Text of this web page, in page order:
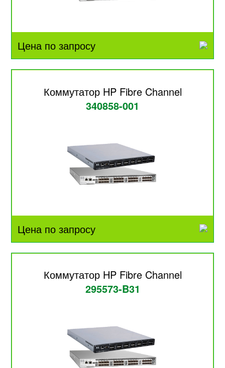
Цена по запросу
Коммутатор HP Fibre Channel
340858-001
Цена по запросу
Коммутатор HP Fibre Channel
295573-B31